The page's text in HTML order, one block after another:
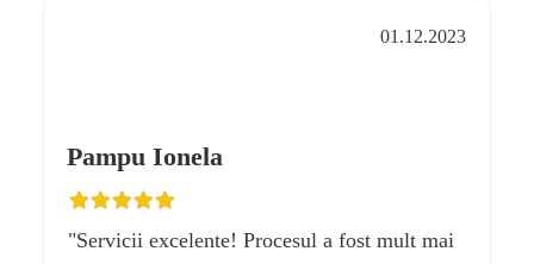
Pampu Ionela
01.12.2023
"Servicii excelente! Procesul a fost mult mai